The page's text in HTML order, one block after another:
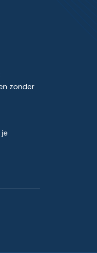
zonder